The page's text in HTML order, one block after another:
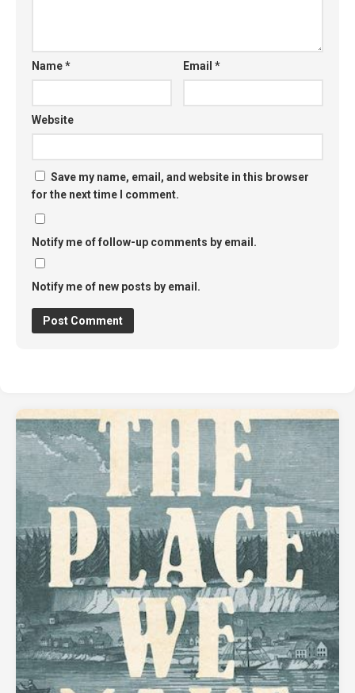
Name* Email*
Website
Save my name, email, and website in this browser
for the next time I comment.
Notify me of follow-up comments by email.
Notify me of new posts by email.